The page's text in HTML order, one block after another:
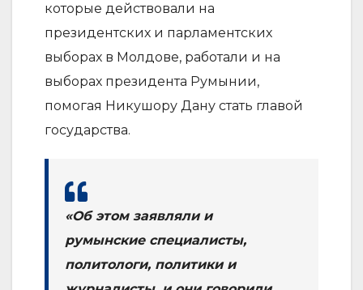
которые действовали на
президентских и парламентских
выборах в Молдове, работали и на
выборах президента Румынии,
помогая Никушору Дану стать главой
государства.
«Об этом заявляли и
румынские специалисты,
политологи, политики и